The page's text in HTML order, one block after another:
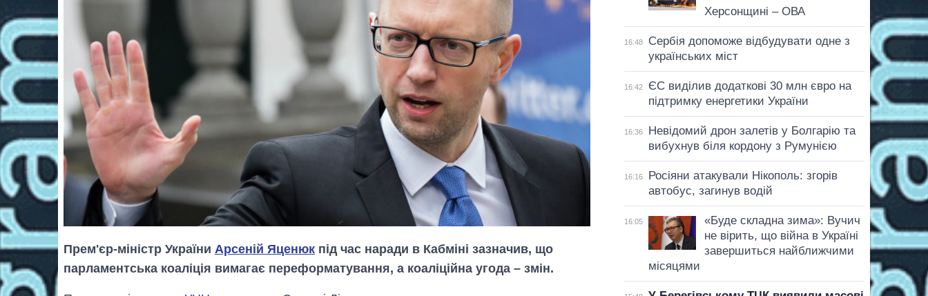
Прем'єр-міністр України Арсеній Яценюк під час наради в Кабміні зазначив, що
парламентська коаліція вимагає переформатування, а коаліційна угода – змін.
Херсонщині – ОВА
16:48
Сербія допоможе відбудувати одне з
українських міст
16:42
ЄС виділив додаткові 30 млн євро на
підтримку енергетики України
16:36
Невідомий дрон залетів у Болгарію та
вибухнув біля кордону з Румунією
16:16
Росіяни атакували Нікополь: згорів
автобус, загинув водій
16:05
«Буде складна зима»: Вучич
не вірить, що війна в Україні
завершиться найближчими
місяцями